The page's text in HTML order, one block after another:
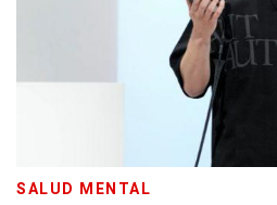
SALUD MENTAL